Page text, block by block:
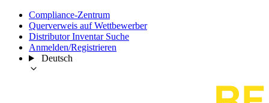
Compliance-Zentrum
Querverweis auf Wettbewerber
Distributor Inventar Suche
Anmelden/Registrieren
Deutsch